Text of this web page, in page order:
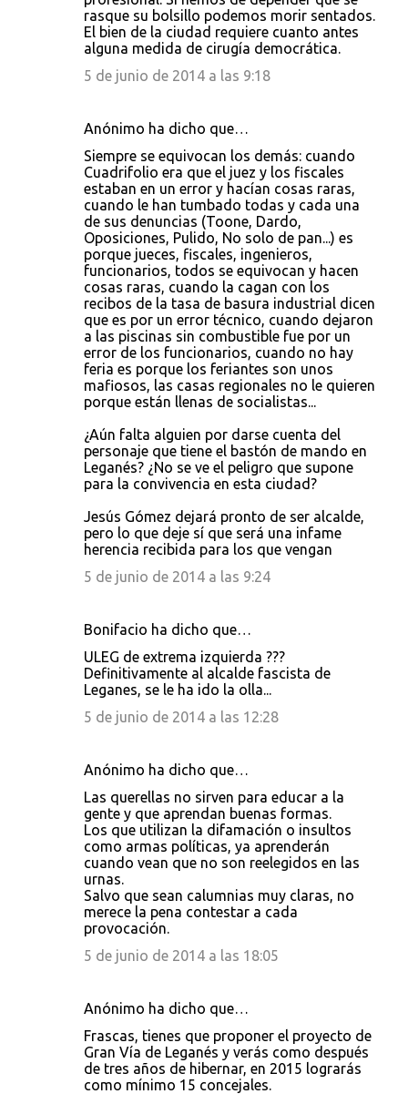
rasque su bolsillo podemos morir sentados.
El bien de la ciudad requiere cuanto antes
alguna medida de cirugía democrática.
5 de junio de 2014 a las 9:18
Anónimo ha dicho que…
Siempre se equivocan los demás: cuando
Cuadrifolio era que el juez y los fiscales
estaban en un error y hacían cosas raras,
cuando le han tumbado todas y cada una
de sus denuncias (Toone, Dardo,
Oposiciones, Pulido, No solo de pan...) es
porque jueces, fiscales, ingenieros,
funcionarios, todos se equivocan y hacen
cosas raras, cuando la cagan con los
recibos de la tasa de basura industrial dicen
que es por un error técnico, cuando dejaron
a las piscinas sin combustible fue por un
error de los funcionarios, cuando no hay
feria es porque los feriantes son unos
mafiosos, las casas regionales no le quieren
porque están llenas de socialistas...
¿Aún falta alguien por darse cuenta del
personaje que tiene el bastón de mando en
Leganés? ¿No se ve el peligro que supone
para la convivencia en esta ciudad?
Jesús Gómez dejará pronto de ser alcalde,
pero lo que deje sí que será una infame
herencia recibida para los que vengan
5 de junio de 2014 a las 9:24
Bonifacio ha dicho que…
ULEG de extrema izquierda ???
Definitivamente al alcalde fascista de
Leganes, se le ha ido la olla...
5 de junio de 2014 a las 12:28
Anónimo ha dicho que…
Las querellas no sirven para educar a la
gente y que aprendan buenas formas.
Los que utilizan la difamación o insultos
como armas políticas, ya aprenderán
cuando vean que no son reelegidos en las
urnas.
Salvo que sean calumnias muy claras, no
merece la pena contestar a cada
provocación.
5 de junio de 2014 a las 18:05
Anónimo ha dicho que…
Frascas, tienes que proponer el proyecto de
Gran Vía de Leganés y verás como después
de tres años de hibernar, en 2015 lograrás
como mínimo 15 concejales.